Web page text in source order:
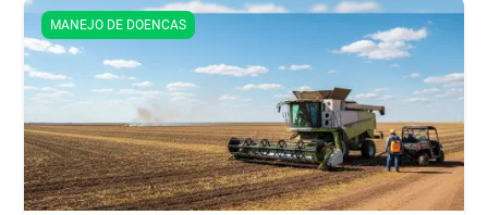
MANEJO DE DOENCAS